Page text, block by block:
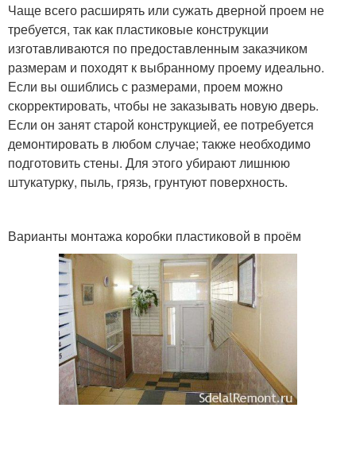
Чаще всего расширять или сужать дверной проем не
требуется, так как пластиковые конструкции
изготавливаются по предоставленным заказчиком
размерам и походят к выбранному проему идеально.
Если вы ошиблись с размерами, проем можно
скорректировать, чтобы не заказывать новую дверь.
Если он занят старой конструкцией, ее потребуется
демонтировать в любом случае; также необходимо
подготовить стены. Для этого убирают лишнюю
штукатурку, пыль, грязь, грунтуют поверхность.
Варианты монтажа коробки пластиковой в проём